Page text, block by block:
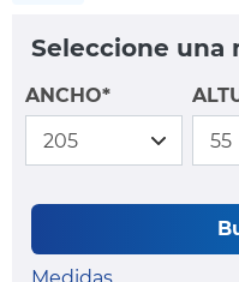
Seleccione una
ANCHO*